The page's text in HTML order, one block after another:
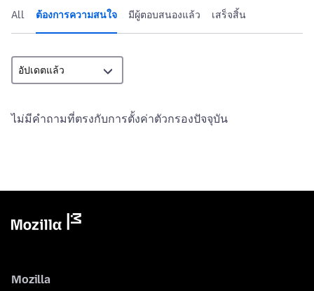
All ต้องการความสนใจ มีผู้ตอบสนองแล้ว เสร็จสิ้น
ไม่มีคำถามที่ตรงกับการตั้งค่าตัวกรองปัจจุบัน
Mozilla